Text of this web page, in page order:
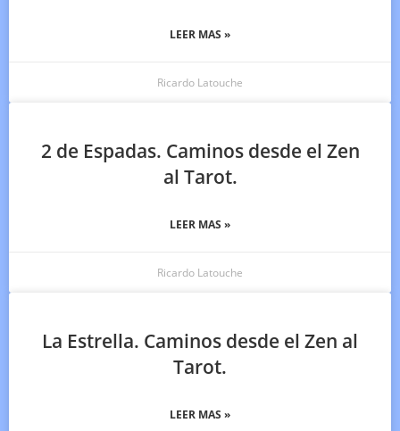
LEER MAS »
Ricardo Latouche
2 de Espadas. Caminos desde el Zen
al Tarot.
LEER MAS »
Ricardo Latouche
La Estrella. Caminos desde el Zen al
Tarot.
LEER MAS »